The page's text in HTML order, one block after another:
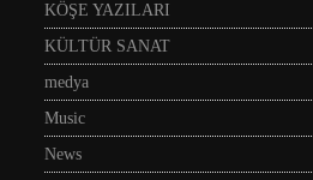
KÖŞE YAZILARI
KÜLTÜR SANAT
medya
Music
News